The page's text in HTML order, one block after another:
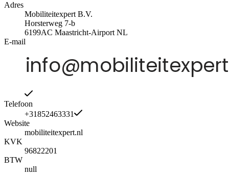
Adres
Mobiliteitexpert B.V.
Horsterweg 7-b
6199AC Maastricht-Airport NL
E-mail
Telefoon
+31852463331
Website
mobiliteitexpert.nl
KVK
96822201
BTW
null